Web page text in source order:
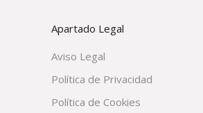
Apartado Legal
Aviso Legal
Política de Privacidad
Política de Cookies